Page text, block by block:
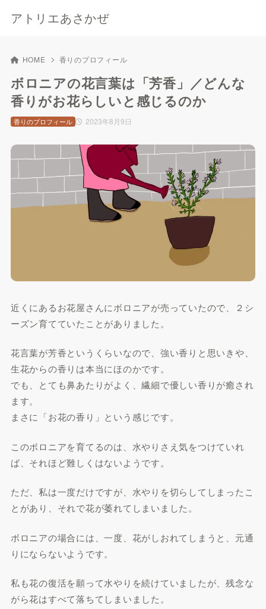
アトリエあさかぜ
HOME 香りのプロフィール
ボロニアの花言葉は「芳香」／どんな
香りがお花らしいと感じるのか
2023年8月9日
香りのプロフィール
近くにあるお花屋さんにボロニアが売っていたので、２シ
ーズン育てていたことがありました。
花言葉が芳香というくらいなので、強い香りと思いきや、
生花からの香りは本当にほのかです。
でも、とても鼻あたりがよく、繊細で優しい香りが癒され
ます。
まさに「お花の香り」という感じです。
このボロニアを育てるのは、水やりさえ気をつけていれ
ば、それほど難しくはないようです。
ただ、私は一度だけですが、水やりを切らしてしまったこ
とがあり、それで花が萎れてしまいました。
ボロニアの場合には、一度、花がしおれてしまうと、元通
りにならないようです。
私も花の復活を願って水やりを続けていましたが、残念な
がら花はすべて落ちてしまいました。